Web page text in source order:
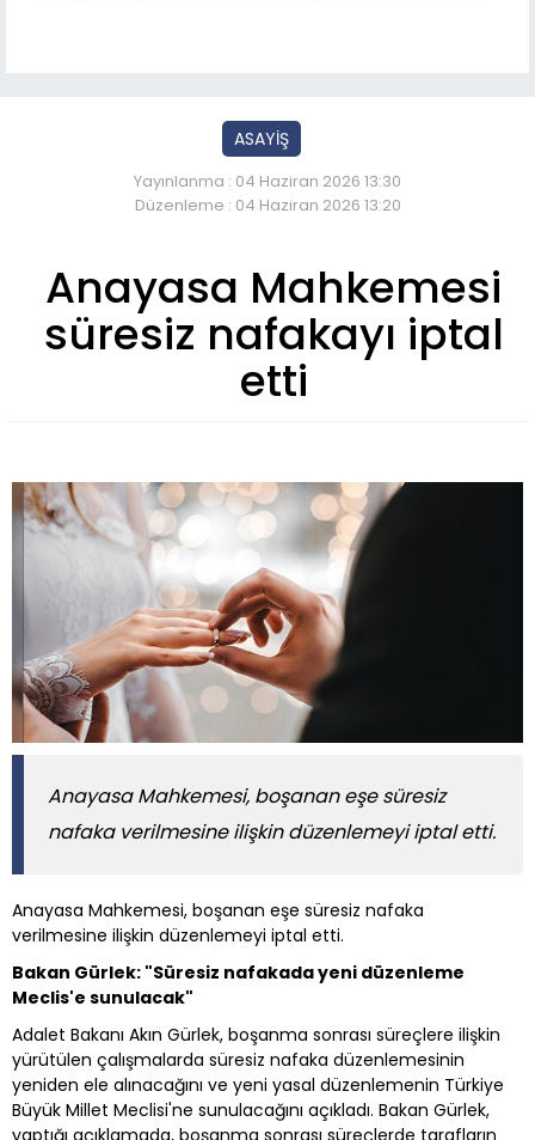
ASAYİŞ
Yayınlanma : 04 Haziran 2026 13:30
Düzenleme : 04 Haziran 2026 13:20
Anayasa Mahkemesi
süresiz nafakayı iptal
etti
Anayasa Mahkemesi, boşanan eşe süresiz
nafaka verilmesine ilişkin düzenlemeyi iptal etti.
Anayasa Mahkemesi, boşanan eşe süresiz nafaka
verilmesine ilişkin düzenlemeyi iptal etti.
Bakan Gürlek: "Süresiz nafakada yeni düzenleme
Meclis'e sunulacak"
Adalet Bakanı Akın Gürlek, boşanma sonrası süreçlere ilişkin
yürütülen çalışmalarda süresiz nafaka düzenlemesinin
yeniden ele alınacağını ve yeni yasal düzenlemenin Türkiye
Büyük Millet Meclisi'ne sunulacağını açıkladı. Bakan Gürlek,